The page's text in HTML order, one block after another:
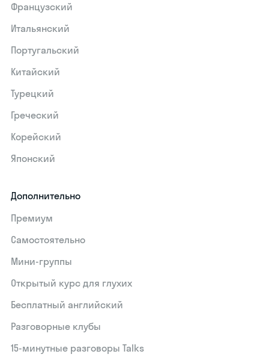
Французский
Итальянский
Португальский
Китайский
Турецкий
Греческий
Корейский
Японский
Дополнительно
Премиум
Самостоятельно
Мини-группы
Открытый курс для глухих
Бесплатный английский
Разговорные клубы
15‑минутные разговоры Talks